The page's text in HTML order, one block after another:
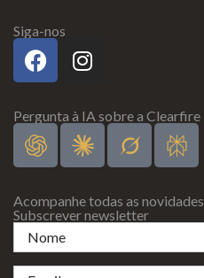
Siga-nos
Pergunta à IA sobre a Clearfire
Acompanhe todas as novidades
Subscrever newsletter